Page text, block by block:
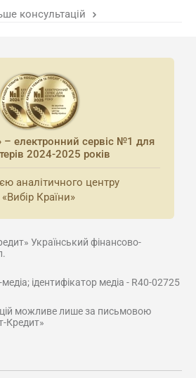
консультацій
– електронний сервіс №1 для
2024-2025 років
аналітичного центру
«Вибір Країни»
Український фінансово-
ідентифікатор медіа - R40-02725
можливе лише за письмовою
Кредит»